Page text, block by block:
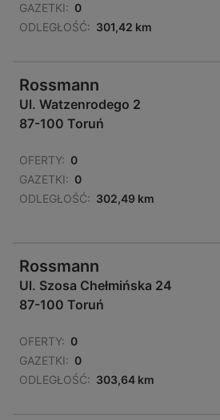
GAZETKI: 0
ODLEGŁOŚĆ: 301,42 km
Rossmann
Ul. Watzenrodego 2
87-100 Toruń
OFERTY: 0
GAZETKI: 0
ODLEGŁOŚĆ: 302,49 km
Rossmann
Ul. Szosa Chełmińska 24
87-100 Toruń
OFERTY: 0
GAZETKI: 0
ODLEGŁOŚĆ: 303,64 km